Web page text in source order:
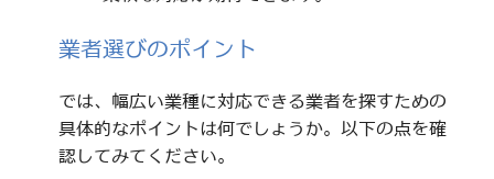
業者選びのポイント
では、幅広い業種に対応できる業者を探すための
具体的なポイントは何でしょうか。以下の点を確
認してみてください。